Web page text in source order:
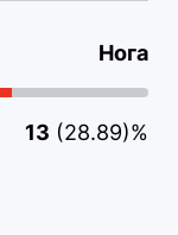
Нога
13 (28.89)%